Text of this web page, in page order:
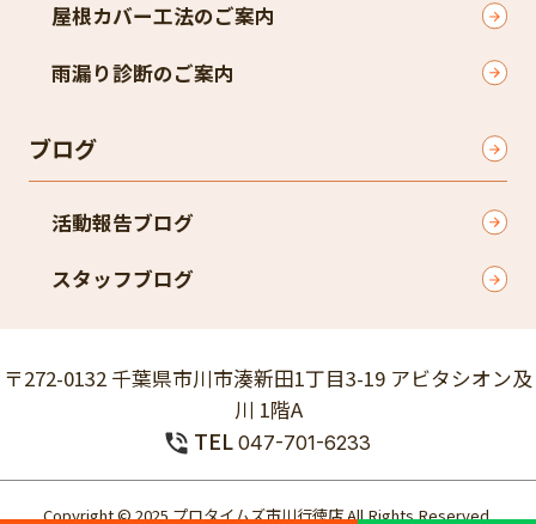
屋根カバー工法のご案内
雨漏り診断のご案内
ブログ
活動報告ブログ
スタッフブログ
〒272-0132 千葉県市川市湊新田1丁目3-19 アビタシオン及
川 1階A
TEL 047-701-6233
Copyright © 2025 プロタイムズ市川行徳店 All Rights Reserved.